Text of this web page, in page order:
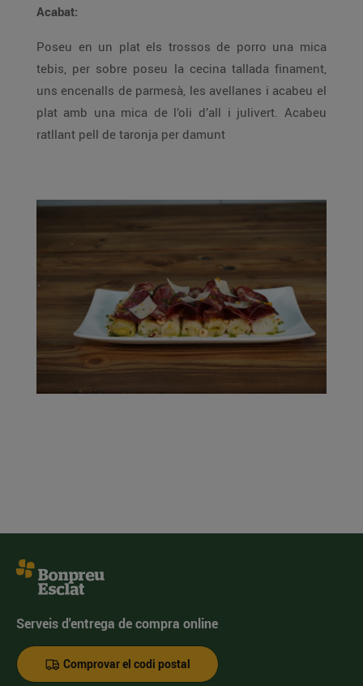
Acabat:
Poseu en un plat els trossos de porro una mica
tebis, per sobre poseu la cecina tallada finament,
uns encenalls de parmesà, les avellanes i acabeu el
plat amb una mica de l’oli d’all i julivert. Acabeu
ratllant pell de taronja per damunt
Serveis d'entrega de compra online
Comprovar el codi postal